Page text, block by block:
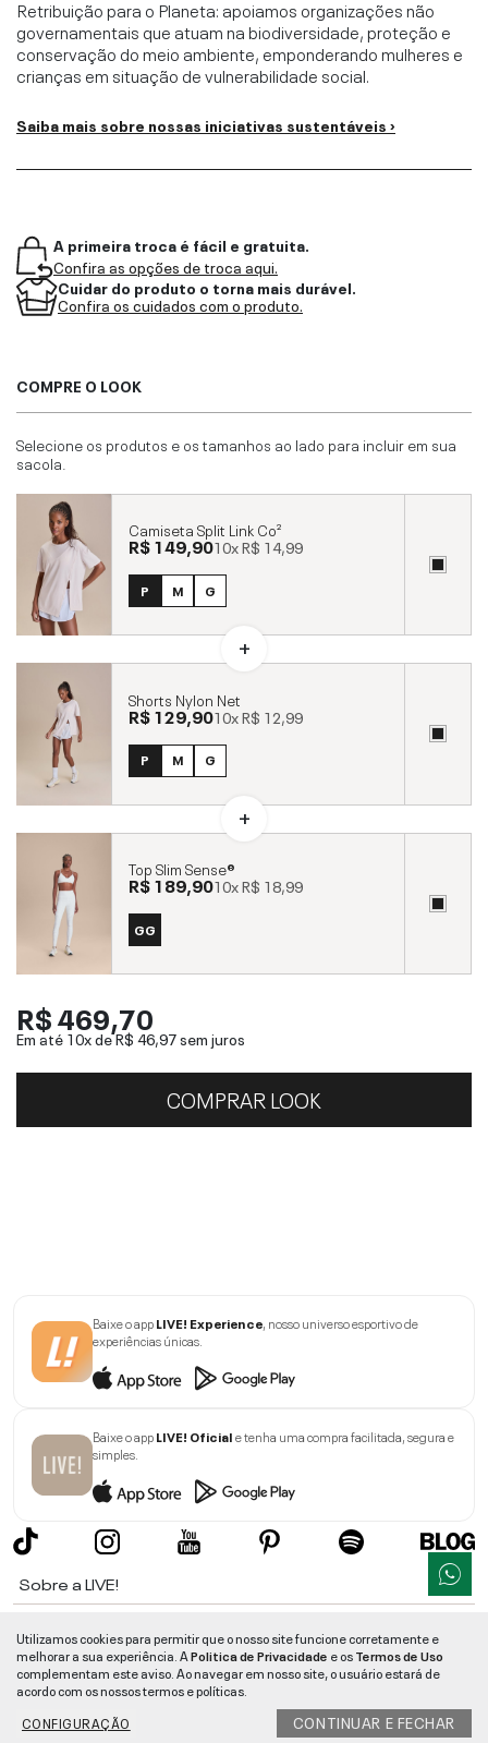
Retribuição para o Planeta: apoiamos organizações não
governamentais que atuam na biodiversidade, proteção e
conservação do meio ambiente, emponderando mulheres e
crianças em situação de vulnerabilidade social.
Saiba mais sobre nossas iniciativas sustentáveis ›
A primeira troca é fácil e gratuita.
Confira as opções de troca aqui.
Cuidar do produto o torna mais durável.
Confira os cuidados com o produto.
COMPRE O LOOK
Selecione os produtos e os tamanhos ao lado para incluir em sua
sacola.
Camiseta Split Link Co²
R$ 149,9010xR$ 14,99
P M G
Shorts Nylon Net
R$ 129,9010xR$ 12,99
P M G
Top Slim Sense®
R$ 189,9010xR$ 18,99
GG
R$ 469,70
Em até 10x deR$ 46,97sem juros
COMPRAR LOOK
Baixe o appLIVE! Experience, nosso universo esportivo de
experiências únicas.
Baixe o appLIVE! Oficiale tenha uma compra facilitada, segura e
simples.
Sobre a LIVE!
Informações
Utilizamos cookies para permitir que o nosso site funcione corretamente e
melhorar a sua experiência. APolitica de Privacidade e osTermos de Uso
complementam este aviso. Ao navegar em nosso site, o usuário estará de
acordo com os nossos termos e políticas.
CONFIGURAÇÃO
CONTINUAR E FECHAR